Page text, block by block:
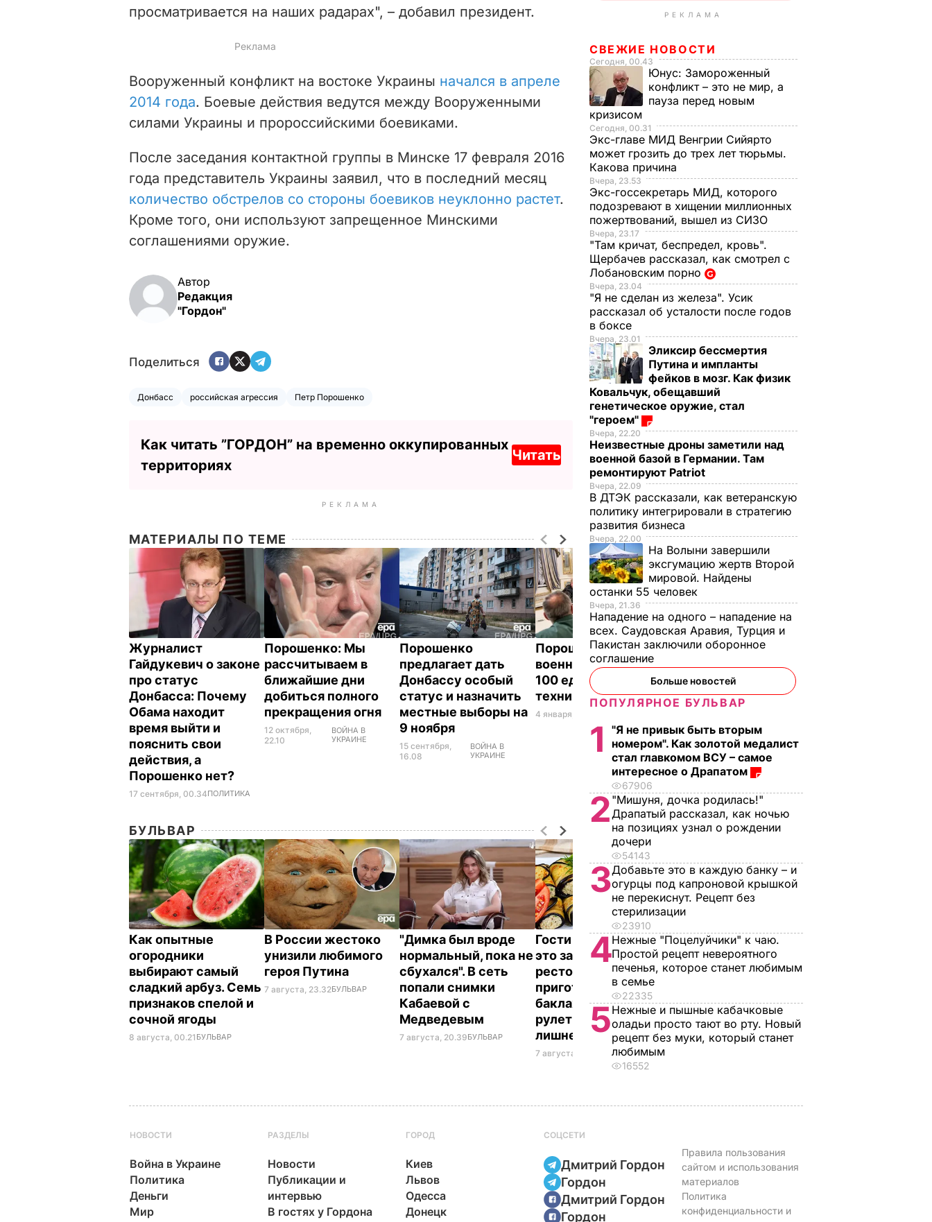
просматривается на наших радарах", – добавил президент.
Вооруженный конфликт на востоке Украины начался в апреле
2014 года. Боевые действия ведутся между Вооруженными
силами Украины и пророссийскими боевиками.
После заседания контактной группы в Минске 17 февраля 2016
года представитель Украины заявил, что в последний месяц
количество обстрелов со стороны боевиков неуклонно растет.
Кроме того, они используют запрещенное Минскими
соглашениями оружие.
Автор
Редакция
"Гордон"
Поделиться
Донбасс российская агрессия Петр Порошенко
Как читать ”ГОРДОН” на временно оккупированных
территориях
Читать
РЕКЛАМА
МАТЕРИАЛЫ ПО ТЕМЕ
Журналист
Гайдукевич о законе
про статус
Донбасса: Почему
Обама находит
время выйти и
пояснить свои
действия, а
Порошенко нет?
17 сентября, 00.34ПОЛИТИКА
Порошенко: Мы
рассчитываем в
ближайшие дни
добиться полного
прекращения огня
12 октября,
22.10
ВОЙНА В
УКРАИНЕ
Порошенко
предлагает дать
Донбассу особый
статус и назначить
местные выборы на
9 ноября
15 сентября,
16.08
ВОЙНА В
УКРАИНЕ
Порошенко: Завтра
военным передадут
100 единиц боевой
техники
4 января, 13.53
БУЛЬВАР
Как опытные
огородники
выбирают самый
сладкий арбуз. Семь
признаков спелой и
сочной ягоды
8 августа, 00.21 БУЛЬВАР
В России жестоко
унизили любимого
героя Путина
7 августа, 23.32БУЛЬВАР
"Димка был вроде
нормальный, пока не
сбухался". В сеть
попали снимки
Кабаевой с
Медведевым
7 августа, 20.39БУЛЬВАР
Гости думают, что
это закуска из
ресторана. Как
приготовить нежные
баклажанные
рулетики без
лишнего жира
7 августа, 20.17 БУЛЬВАР
"Ничего навязывать
не буду". Драпатый
рассказал, какую
его сын
7 августа, 19.44 БУЛЬВАР
РЕКЛАМА
СВЕЖИЕ НОВОСТИ
Сегодня, 00.43
Юнус: Замороженный
конфликт – это не мир, а
пауза перед новым
кризисом
Сегодня, 00.31
Экс-главе МИД Венгрии Сийярто
может грозить до трех лет тюрьмы.
Какова причина
Вчера, 23.53
Экс-госсекретарь МИД, которого
подозревают в хищении миллионных
пожертвований, вышел из СИЗО
Вчера, 23.17
"Там кричат, беспредел, кровь".
Щербачев рассказал, как смотрел с
Лобановским порно
Вчера, 23.04
"Я не сделан из железа". Усик
рассказал об усталости после годов
в боксе
Вчера, 23.01
Эликсир бессмертия
Путина и импланты
фейков в мозг. Как физик
Ковальчук, обещавший
генетическое оружие, стал
"героем"
Вчера, 22.20
Неизвестные дроны заметили над
военной базой в Германии. Там
ремонтируют Patriot
Вчера, 22.09
В ДТЭК рассказали, как ветеранскую
политику интегрировали в стратегию
развития бизнеса
Вчера, 22.00
На Волыни завершили
эксгумацию жертв Второй
мировой. Найдены
останки 55 человек
Вчера, 21.36
Нападение на одного – нападение на
всех. Саудовская Аравия, Турция и
Пакистан заключили оборонное
соглашение
Больше новостей
ПОПУЛЯРНОЕ БУЛЬВАР
1
"Я не привык быть вторым
номером". Как золотой медалист
стал главкомом ВСУ – самое
интересное о Драпатом
67906
2 "Мишуня, дочка родилась!"
Драпатый рассказал, как ночью
на позициях узнал о рождении
дочери
54143
3Добавьте это в каждую банку – и
огурцы под капроновой крышкой
не перекиснут. Рецепт без
стерилизации
23910
4Нежные "Поцелуйчики" к чаю.
Простой рецепт невероятного
печенья, которое станет любимым
в семье
22335
5Нежные и пышные кабачковые
оладьи просто тают во рту. Новый
рецепт без муки, который станет
любимым
16552
НОВОСТИ
Война в Украине
Политика
Деньги
Мир
РАЗДЕЛЫ
Новости
Публикации и
интервью
В гостях у Гордона
ГОРОД
Киев
Львов
Одесса
Донецк
СОЦСЕТИ
Дмитрий Гордон
Гордон
Дмитрий Гордон
Гордон
Правила пользования
сайтом и использования
материалов
Политика
конфиденциальности и